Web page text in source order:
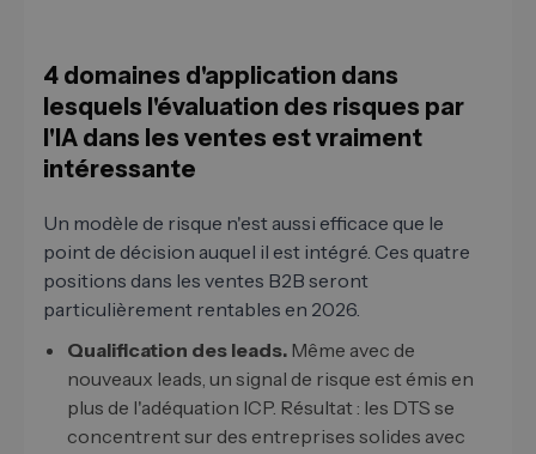
4 domaines d'application dans
lesquels l'évaluation des risques par
l'IA dans les ventes est vraiment
intéressante
Un modèle de risque n'est aussi efficace que le
point de décision auquel il est intégré. Ces quatre
positions dans les ventes B2B seront
particulièrement rentables en 2026.
Qualification des leads. Même avec de
nouveaux leads, un signal de risque est émis en
plus de l'adéquation ICP. Résultat : les DTS se
concentrent sur des entreprises solides avec